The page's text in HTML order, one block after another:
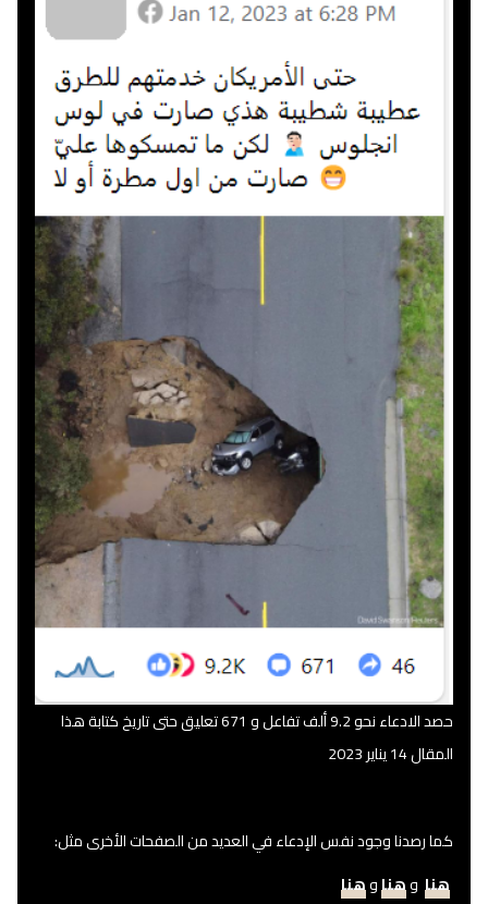
حصد الادعاء نحو 9.2 ألف تفاعل و 671 تعليق حتى تاريخ كتابة هذا
المقال 14 يناير 2023
كما رصدنا وجود نفس الإدعاء في العديد من الصفحات الأخرى مثل:
هنا وهناوهنا